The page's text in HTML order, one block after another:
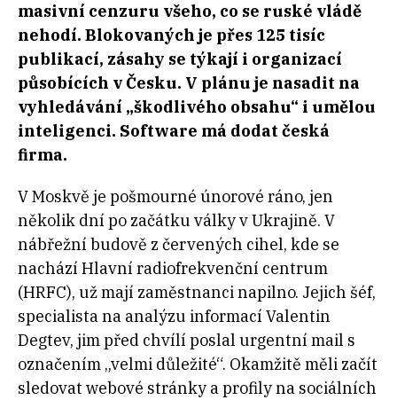
masivní cenzuru všeho, co se ruské vládě
nehodí. Blokovaných je přes 125 tisíc
publikací, zásahy se týkají i organizací
působících v Česku. V plánu je nasadit na
vyhledávání „škodlivého obsahu“ i umělou
inteligenci. Software má dodat česká
firma.
V Moskvě je pošmourné únorové ráno, jen
několik dní po začátku války v Ukrajině. V
nábřežní budově z červených cihel, kde se
nachází Hlavní radiofrekvenční centrum
(HRFC), už mají zaměstnanci napilno. Jejich šéf,
specialista na analýzu informací Valentin
Degtev, jim před chvílí poslal urgentní mail s
označením „velmi důležité“. Okamžitě měli začít
sledovat webové stránky a profily na sociálních